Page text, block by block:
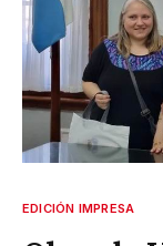
EDICIÓN IMPRESA